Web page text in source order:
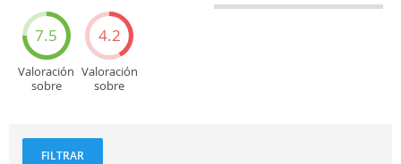
turísticos
7.5
Valoración
sobre
4.2
Valoración
sobre
FILTRAR